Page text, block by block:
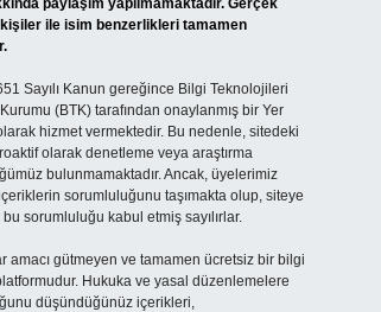
paylaşım yapılmamaktadır. Gerçek
ile isim benzerlikleri tamamen
Sayılı Kanun gereğince Bilgi Teknolojileri
(BTK) tarafından onaylanmış bir Yer
hizmet vermektedir. Bu nedenle, sitedeki
olarak denetleme veya araştırma
bulunmamaktadır. Ancak, üyelerimiz
içeriklerin sorumluluğunu taşımakta olup, siteye
sorumluluğu kabul etmiş sayılırlar.
amacı gütmeyen ve tamamen ücretsiz bir bilgi
Hukuka ve yasal düzenlemelere
düşündüğünüz içerikleri,